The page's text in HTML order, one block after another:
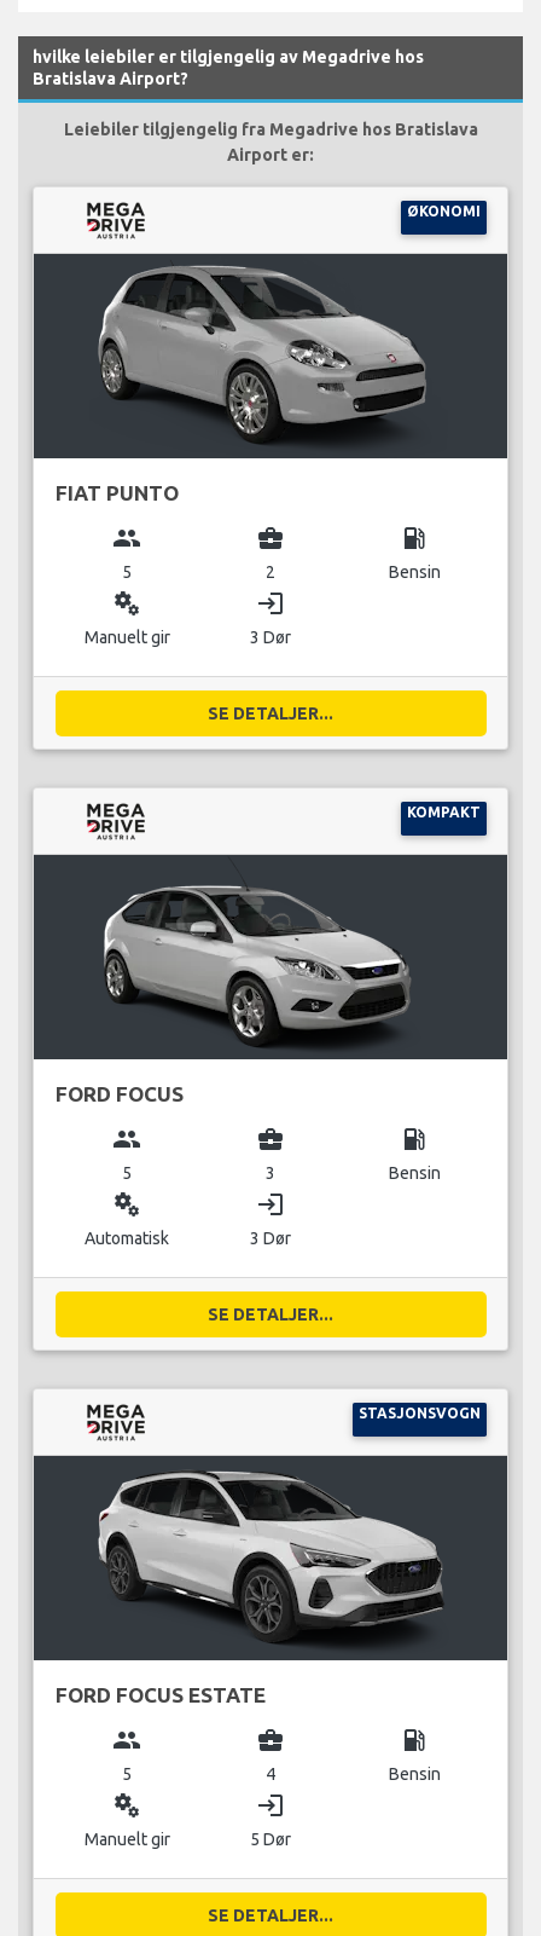
hvilke leiebiler er tilgjengelig av Megadrive hos
Bratislava Airport?
Leiebiler tilgjengelig fra Megadrive hos Bratislava
Airport er:
ØKONOMI
FIAT PUNTO
group
5
business_center
2
local_gas_station
Bensin
miscellaneous_services
Manuelt gir
login
3 Dør
SE DETALJER...
KOMPAKT
FORD FOCUS
group
5
business_center
3
local_gas_station
Bensin
miscellaneous_services
Automatisk
login
3 Dør
SE DETALJER...
STASJONSVOGN
FORD FOCUS ESTATE
group
5
business_center
4
local_gas_station
Bensin
miscellaneous_services
Manuelt gir
login
5 Dør
SE DETALJER...